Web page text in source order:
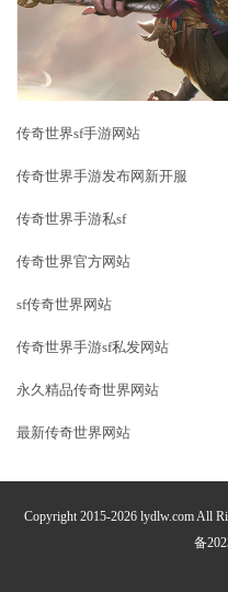
传奇世界sf手游网站
传奇世界手游发布网新开服
传奇世界手游私sf
传奇世界官方网站
sf传奇世界网站
传奇世界手游sf私发网站
永久精品传奇世界网站
最新传奇世界网站
Copyright 2015-2026 lydlw.com All
备